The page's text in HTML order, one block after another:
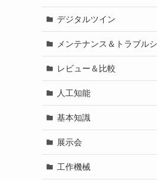
デジタルツイン
メンテナンス＆トラブル
レビュー＆比較
人工知能
基本知識
展示会
工作機械